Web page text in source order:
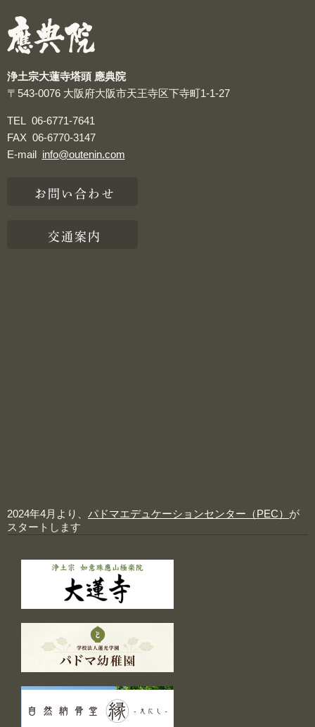
つぶやき
浄土宗大蓮寺塔頭 應典院
〒543-0076 大阪府大阪市天王寺区下寺町1-1-27
TEL 06-6771-7641
FAX 06-6770-3147
E-mail info@outenin.com
お問い合わせ
交通案内
2024年4月より、 パドマエデュケーションセンター（PEC） が
スタートします